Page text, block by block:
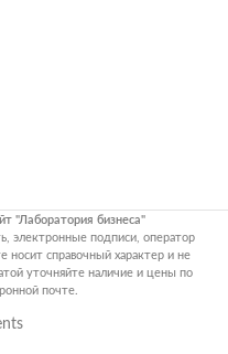
"Лаборатория бизнеса"
электронные подписи, оператор
носит справочный характер и не
уточняйте наличие и цены по
почте.